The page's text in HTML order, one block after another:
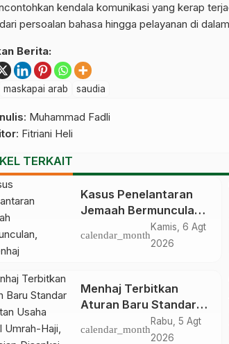
kendala komunikasi yang kerap
persoalan bahasa hingga pelayanan di
Berita:
maskapai arab saudia
: Muhammad Fadli
: Fitriani Heli
TERKAIT
Kasus Penelantaran
Jemaah Bermunculan,
Kemenhaj Operasikan
Posko Pengawasan di
calendar_month
Kamis, 6 Agt
2026
Menhaj Terbitkan
Aturan Baru Standar
Kegiatan Usaha Travel
Umrah-Haji, Siap-siap
calendar_month
Rabu, 5 Agt
2026